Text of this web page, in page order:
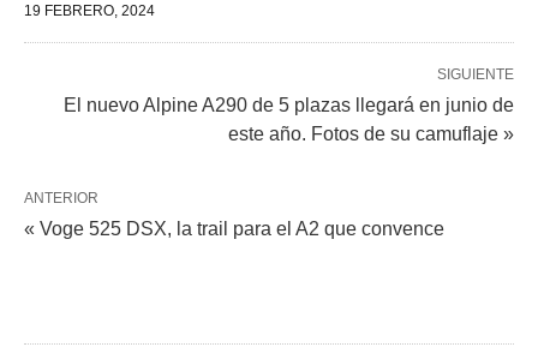
19 FEBRERO, 2024
SIGUIENTE
El nuevo Alpine A290 de 5 plazas llegará en junio de
este año. Fotos de su camuflaje »
ANTERIOR
« Voge 525 DSX, la trail para el A2 que convence